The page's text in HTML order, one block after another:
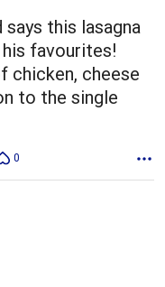
this lasagna
favourites!
chicken, cheese
to the single
0